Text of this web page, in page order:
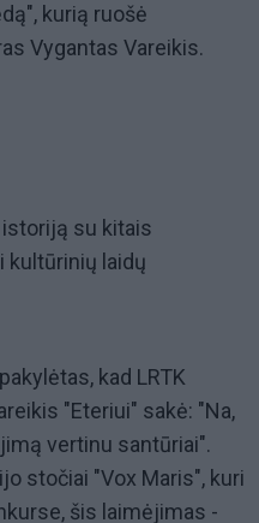
kurią ruošė
Vygantas Vareikis.
su kitais
kultūrinių laidų
kad LRTK
"Eteriui" sakė: "Na,
vertinu santūriai".
stočiai "Vox Maris", kuri
šis laimėjimas -